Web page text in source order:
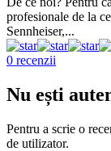
profesionale de la
Sennheiser,...
0 recenzii
Nu ești
Pentru a scrie o
de utilizator.